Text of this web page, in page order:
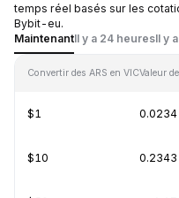
temps réel basés sur les
Bybit-eu.
MaintenantIl y a 24 heuresIl y
Convertir des ARS en VICValeur
$1 0.0234
$10 0.2343